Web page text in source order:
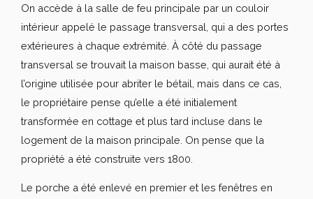
On accède à la salle de feu principale par un couloir
intérieur appelé le passage transversal, qui a des portes
extérieures à chaque extrémité. À côté du passage
transversal se trouvait la maison basse, qui aurait été à
l’origine utilisée pour abriter le bétail, mais dans ce cas,
le propriétaire pense qu’elle a été initialement
transformée en cottage et plus tard incluse dans le
logement de la maison principale. On pense que la
propriété a été construite vers 1800.
Le porche a été enlevé en premier et les fenêtres en